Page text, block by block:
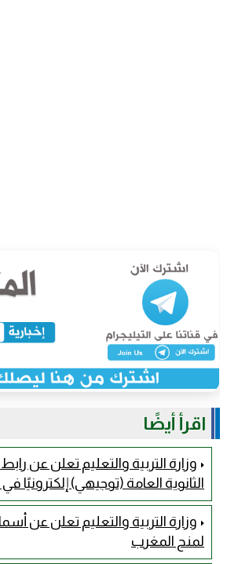
اقرأ أيضًا
وزارة التربية والتعليم تعلن عن
الثانوية العامة (توجيهي) إلكترونيًا
وزارة التربية والتعليم تعلن عن
لمنح المغرب